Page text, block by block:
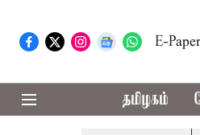
E-Paper
தமிழகம்